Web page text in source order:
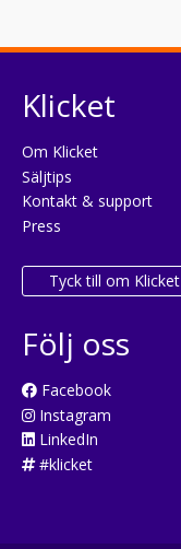
Klicket
Om Klicket
Säljtips
Kontakt & support
Press
Tyck till om Klicket
Följ oss
Facebook
Instagram
LinkedIn
#klicket